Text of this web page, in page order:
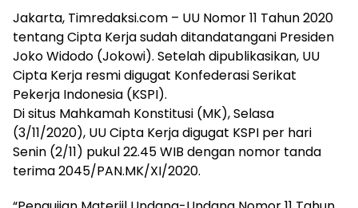
Jakarta, Timredaksi.com – UU Nomor 11 Tahun 2020
tentang Cipta Kerja sudah ditandatangani Presiden
Joko Widodo (Jokowi). Setelah dipublikasikan, UU
Cipta Kerja resmi digugat Konfederasi Serikat
Pekerja Indonesia (KSPI).
Di situs Mahkamah Konstitusi (MK), Selasa
(3/11/2020), UU Cipta Kerja digugat KSPI per hari
Senin (2/11) pukul 22.45 WIB dengan nomor tanda
terima 2045/PAN.MK/XI/2020.